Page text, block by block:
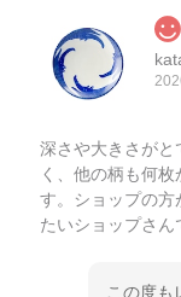
深さや大きさがと
く、他の柄も何
す。ショップの方
たいショップさん
この度も